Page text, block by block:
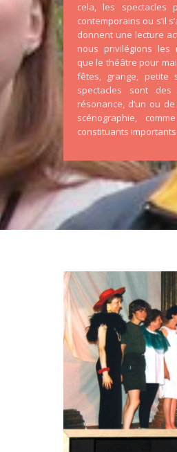
cela, les spectacles
contemporains ou s’il
donnent une lecture
nous privilégions les
que le théâtre pour
fêtes, grange, petite
spectacles sont
résonance, d’un ou
scénographie,
constituants